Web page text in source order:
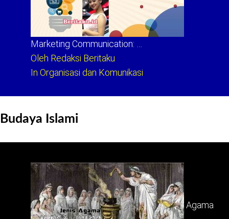
Marketing Communication: …
Oleh Redaksi Beritaku
In Organisasi dan Komunikasi
Budaya Islami
Agama